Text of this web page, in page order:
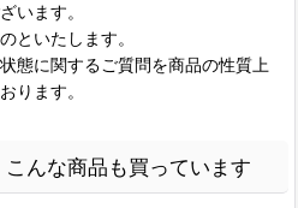
います。
といたします。
態に関するご質問を商品の性質上
ります。
んな商品も買っています